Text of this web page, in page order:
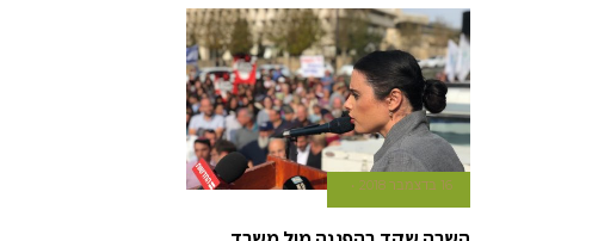
16 בדצמבר 2018